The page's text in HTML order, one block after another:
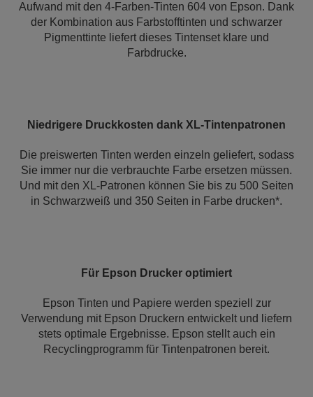
Aufwand mit den 4-Farben-Tinten 604 von Epson. Dank
der Kombination aus Farbstofftinten und schwarzer
Pigmenttinte liefert dieses Tintenset klare und
Farbdrucke.
Niedrigere Druckkosten dank XL-Tintenpatronen
Die preiswerten Tinten werden einzeln geliefert, sodass
Sie immer nur die verbrauchte Farbe ersetzen müssen.
Und mit den XL-Patronen können Sie bis zu 500 Seiten
in Schwarzweiß und 350 Seiten in Farbe drucken*.
Für Epson Drucker optimiert
Epson Tinten und Papiere werden speziell zur
Verwendung mit Epson Druckern entwickelt und liefern
stets optimale Ergebnisse. Epson stellt auch ein
Recyclingprogramm für Tintenpatronen bereit.